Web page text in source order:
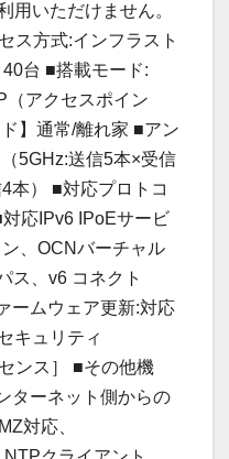
いただけません。
ス方式:インフラスト
台 ■搭載モード:
（アクセスポイン
】通常/離れ家 ■アン
5GHz:送信5本×受信
本） ■対応プロトコ
応IPv6 IPoEサービ
、OCNバーチャル
ス、v6 コネクト
ームウェア更新:対応
キュリティ
ンス］ ■その他機
ターネット側からの
対応、